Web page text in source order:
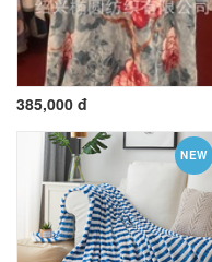
385,000 đ
NEW